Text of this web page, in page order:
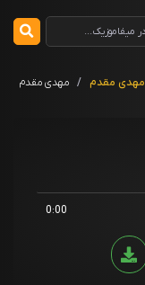
مهدی مقدم / مهدی مقدم
0:00